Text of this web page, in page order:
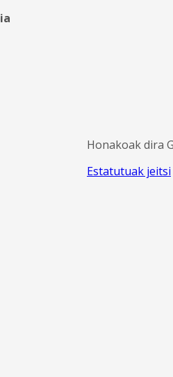
Honakoak dira
Estatutuak jeitsi